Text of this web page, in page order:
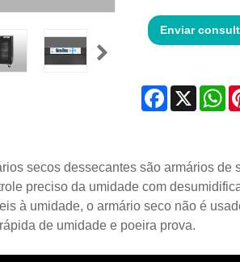
Enviar
Facebook
X
secos dessecantes são armários de
preciso da umidade com
à umidade, o armário seco não é
de umidade e poeira prova.